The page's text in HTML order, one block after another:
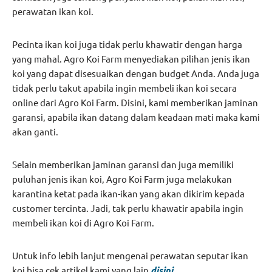
perawatan ikan koi.
Pecinta ikan koi juga tidak perlu khawatir dengan harga
yang mahal. Agro Koi Farm menyediakan pilihan jenis ikan
koi yang dapat disesuaikan dengan budget Anda. Anda juga
tidak perlu takut apabila ingin membeli ikan koi secara
online dari Agro Koi Farm. Disini, kami memberikan jaminan
garansi, apabila ikan datang dalam keadaan mati maka kami
akan ganti.
Selain memberikan jaminan garansi dan juga memiliki
puluhan jenis ikan koi, Agro Koi Farm juga melakukan
karantina ketat pada ikan-ikan yang akan dikirim kepada
customer tercinta. Jadi, tak perlu khawatir apabila ingin
membeli ikan koi di Agro Koi Farm.
Untuk info lebih lanjut mengenai perawatan seputar ikan